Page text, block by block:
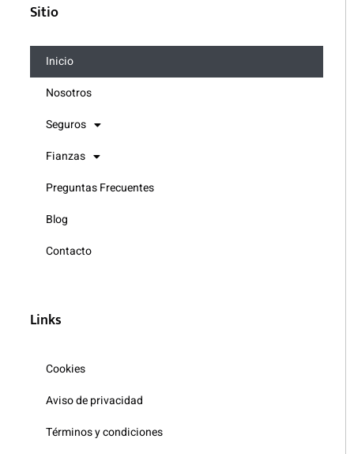
Sitio
Inicio
Nosotros
Seguros
Fianzas
Preguntas Frecuentes
Blog
Contacto
Links
Cookies
Aviso de privacidad
Términos y condiciones